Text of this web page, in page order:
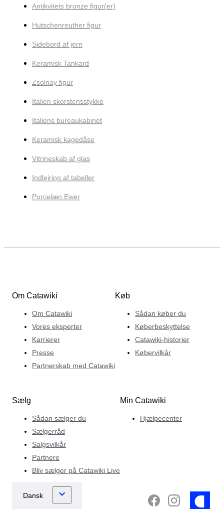
Antikvitets bronze figur(er)
Hutschenreuther figur
Sidebord af jern
Keramisk Tankard
Zsolnay figur
Italien skorstensstykke
Italiens bureaukabinet
Keramisk kagedåse
Vitrineskab af glas
Indlejring af tabeller
Porcelæn Ewer
Om Catawiki
Om Catawiki
Vores eksperter
Karrierer
Presse
Partnerskab med Catawiki
Køb
Sådan køber du
Køberbeskyttelse
Catawiki-historier
Købervilkår
Sælg
Sådan sælger du
Sælgerråd
Salgsvilkår
Partnere
Bliv sælger på Catawiki Live
Min Catawiki
Hjælpecenter